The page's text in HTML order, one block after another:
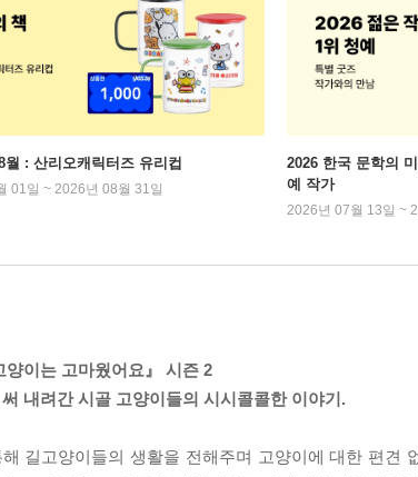
월 : 산리오캐릭터즈 유리컵
01일 ~ 2026년 08월 31일
2026 한국 문학의
예 작가
2026년 07월 13일 ~
양이는 고마웠어요』 시즌 2
내려간 시골 고양이들의 시시콜콜한 이야기.
길고양이들의 생활을 전해주며 고양이에 대한 편견